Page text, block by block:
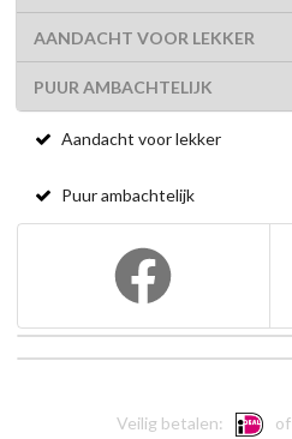
AANDACHT VOOR LEKKER
PUUR AMBACHTELIJK
Aandacht voor lekker
Puur ambachtelijk
Veilig betalen: of